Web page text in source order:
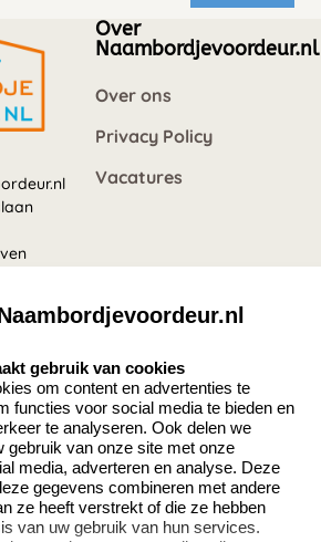
Over
Naambordjevoordeur.nl
Over ons
Privacy Policy
Vacatures
Klantenservice:
Contact
Veelgestelde vragen
gebruik van cookies
om content en advertenties te
functies voor social media te bieden en
te analyseren. Ook delen we
gebruik van onze site met onze
media, adverteren en analyse. Deze
gegevens combineren met andere
ze heeft verstrekt of die ze hebben
van uw gebruik van hun services.